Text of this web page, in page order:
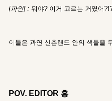
[파인] : 뭐야? 이거 고르는 거였어
이들은 과연 신촌랜드 안의 색들을
POV. EDITOR 홍